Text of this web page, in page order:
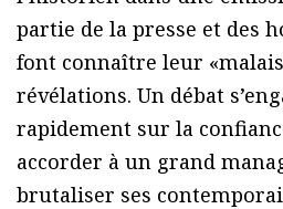
partie de la presse et des
font connaître leur
révélations. Un débat
rapidement sur la
accorder à un grand
brutaliser ses